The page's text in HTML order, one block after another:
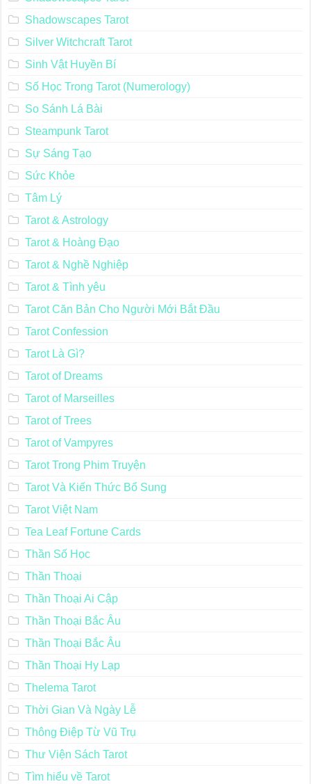
Shadowscapes Tarot
Silver Witchcraft Tarot
Sinh Vật Huyền Bí
Số Học Trong Tarot (Numerology)
So Sánh Lá Bài
Steampunk Tarot
Sự Sáng Tạo
Sức Khỏe
Tâm Lý
Tarot & Astrology
Tarot & Hoàng Đạo
Tarot & Nghề Nghiệp
Tarot & Tình yêu
Tarot Căn Bản Cho Người Mới Bắt Đầu
Tarot Confession
Tarot Là Gì?
Tarot of Dreams
Tarot of Marseilles
Tarot of Trees
Tarot of Vampyres
Tarot Trong Phim Truyện
Tarot Và Kiến Thức Bổ Sung
Tarot Việt Nam
Tea Leaf Fortune Cards
Thần Số Học
Thần Thoại
Thần Thoại Ai Cập
Thần Thoại Bắc Âu
Thần Thoại Bắc Âu
Thần Thoại Hy Lạp
Thelema Tarot
Thời Gian Và Ngày Lễ
Thông Điệp Từ Vũ Trụ
Thư Viện Sách Tarot
Tìm hiểu về Tarot